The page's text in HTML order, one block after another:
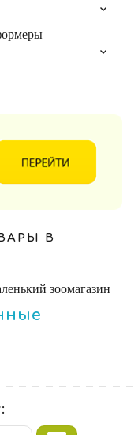
В
зоомагазин